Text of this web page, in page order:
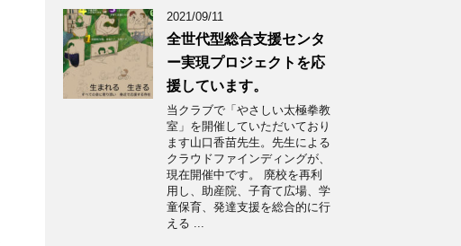
2021/09/11
全世代型総合支援センタ
ー実現プロジェクトを応
援しています。
当クラブで「やさしい太極拳教
室」を開催していただいており
ます山口香苗先生。先生による
クラウドファインディングが、
現在開催中です。 廃校を再利
用し、助産院、子育て広場、学
童保育、発達支援を総合的に行
える ...